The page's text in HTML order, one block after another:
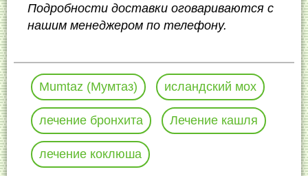
Подробности доставки оговариваются с
нашим менеджером по телефону.
Mumtaz (Мумтаз) исландский мох
лечение бронхита Лечение кашля
лечение коклюша